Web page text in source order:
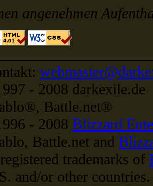
angenehmen
- 2008 darkexile.de
Battle.net®
- 2008 Blizzard
Battle.net and
trademarks of
and/or other countries.